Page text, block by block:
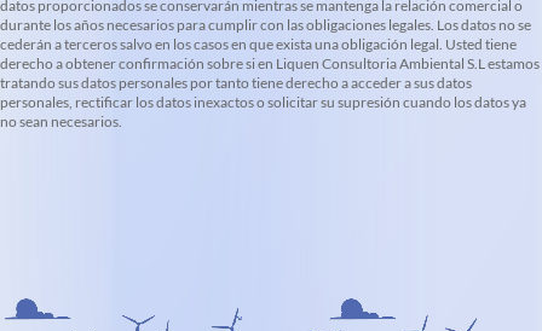
datos proporcionados se conservarán mientras se mantenga la relación comercial o
durante los años necesarios para cumplir con las obligaciones legales. Los datos no se
cederán a terceros salvo en los casos en que exista una obligación legal. Usted tiene
derecho a obtener confirmación sobre si en Liquen Consultoria Ambiental S.L estamos
tratando sus datos personales por tanto tiene derecho a acceder a sus datos
personales, rectificar los datos inexactos o solicitar su supresión cuando los datos ya
no sean necesarios.